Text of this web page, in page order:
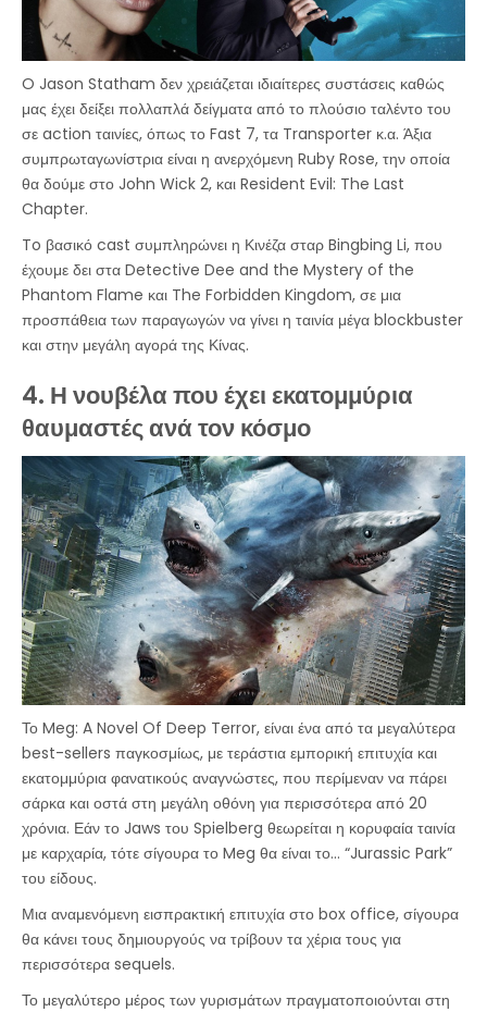
O Jason Statham δεν χρειάζεται ιδιαίτερες συστάσεις καθώς
μας έχει δείξει πολλαπλά δείγματα από το πλούσιο ταλέντο του
σε action ταινίες, όπως το Fast 7, τα Transporter κ.α. Άξια
συμπρωταγωνίστρια είναι η ανερχόμενη Ruby Rose, την οποία
θα δούμε στο John Wick 2, και Resident Evil: The Last
Chapter.
To βασικό cast συμπληρώνει η Κινέζα σταρ Bingbing Li, που
έχουμε δει στα Detective Dee and the Mystery of the
Phantom Flame και The Forbidden Kingdom, σε μια
προσπάθεια των παραγωγών να γίνει η ταινία μέγα blockbuster
και στην μεγάλη αγορά της Κίνας.
4. Η νουβέλα που έχει εκατομμύρια
θαυμαστές ανά τον κόσμο
Το Meg: A Novel Of Deep Terror, είναι ένα από τα μεγαλύτερα
best-sellers παγκοσμίως, με τεράστια εμπορική επιτυχία και
εκατομμύρια φανατικούς αναγνώστες, που περίμεναν να πάρει
σάρκα και οστά στη μεγάλη οθόνη για περισσότερα από 20
χρόνια. Εάν το Jaws του Spielberg θεωρείται η κορυφαία ταινία
με καρχαρία, τότε σίγουρα το Meg θα είναι το... “Jurassic Park”
του είδους.
Μια αναμενόμενη εισπρακτική επιτυχία στο box office, σίγουρα
θα κάνει τους δημιουργούς να τρίβουν τα χέρια τους για
περισσότερα sequels.
Το μεγαλύτερο μέρος των γυρισμάτων πραγματοποιούνται στη